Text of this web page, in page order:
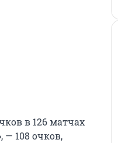
в 126 матчах
— 108 очков,